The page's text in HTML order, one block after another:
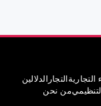
التجار الدلالين
من نحن